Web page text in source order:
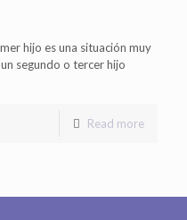
hijo es una situación muy
segundo o tercer hijo
Read more